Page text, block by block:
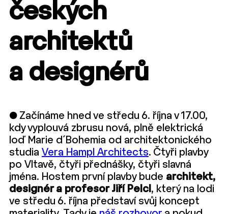
českých
architektů
a designérů
● Začínáme hned ve středu 6. října v 17.00,
kdy vyplouvá zbrusu nová, plně elektrická
loď Marie d´Bohemia od architektonického
studia Vera Hampl Architects. Čtyři plavby
po Vltavě, čtyři přednášky, čtyři slavná
jména. Hostem první plavby bude architekt,
designér a profesor Jiří Pelcl , který na lodi
ve středu 6. října představí svůj koncept